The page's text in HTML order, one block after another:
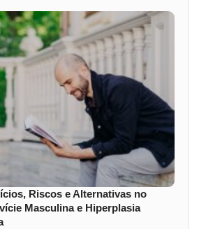
Riscos e Alternativas no
Masculina e Hiperplasia